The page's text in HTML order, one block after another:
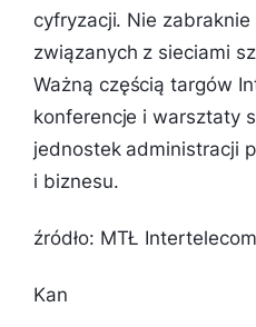
cyfryzacji. Nie
związanych z sieciami
Ważną częścią targów
konferencje i warsztaty
jednostek administracji
i biznesu.
źródło: MTŁ Intertelecom
Kan